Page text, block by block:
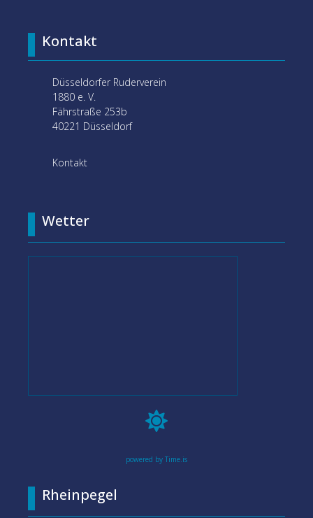
Kontakt
Düsseldorfer Ruderverein
1880 e. V.
Fährstraße 253b
40221 Düsseldorf
Kontakt
Wetter

powered by Time.is
Rheinpegel